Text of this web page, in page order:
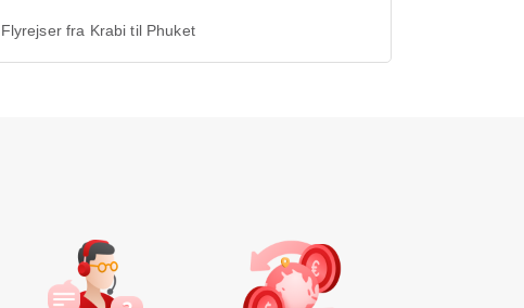
Flyrejser fra Krabi til Phuket